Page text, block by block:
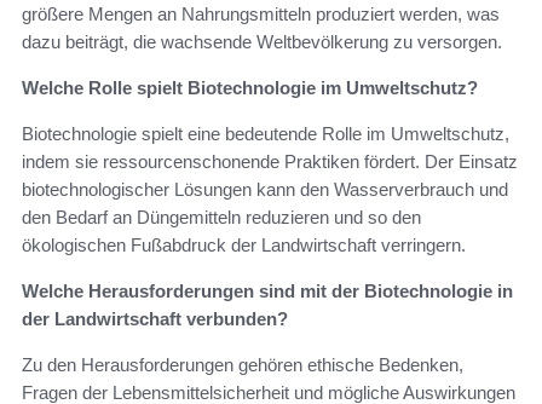
größere Mengen an Nahrungsmitteln produziert werden, was
dazu beiträgt, die wachsende Weltbevölkerung zu versorgen.
Welche Rolle spielt Biotechnologie im Umweltschutz?
Biotechnologie spielt eine bedeutende Rolle im Umweltschutz,
indem sie ressourcenschonende Praktiken fördert. Der Einsatz
biotechnologischer Lösungen kann den Wasserverbrauch und
den Bedarf an Düngemitteln reduzieren und so den
ökologischen Fußabdruck der Landwirtschaft verringern.
Welche Herausforderungen sind mit der Biotechnologie in
der Landwirtschaft verbunden?
Zu den Herausforderungen gehören ethische Bedenken,
Fragen der Lebensmittelsicherheit und mögliche Auswirkungen